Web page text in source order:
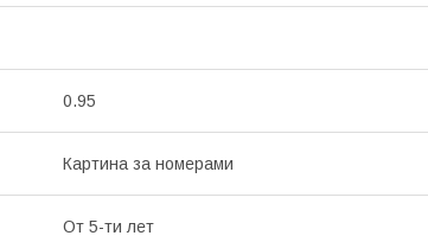
0.95
Картина за номерами
От 5-ти лет